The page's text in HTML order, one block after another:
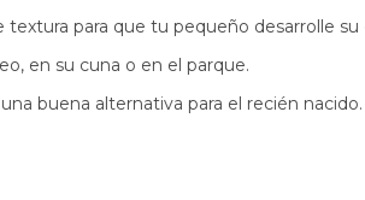
para que tu pequeño desarrolle
en su cuna o en el parque.
buena alternativa para el recién nacido.